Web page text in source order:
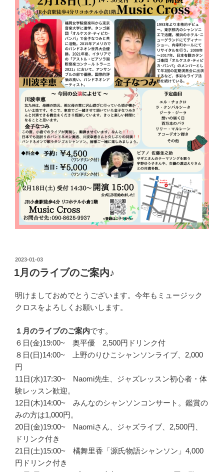
投
稿
日:
2023-01-03
1月のライブのご案内♪
明けましておめでとうございます。今年もミュージック
クロスをよろしくお願いします。
１月のライブのご案内です。
６日(金)19:00~ 奥平優 2,500円ドリンク付
８日(日)14:00~ 上野のりひこシャンソンライブ、2,000
円
11日(水)17:30~ Naomi先生、ジャズレッスン初心者・体
験レッスン歓迎。
12日(木)14:00~ みんなのシャンソンコンサート。鑑賞の
みの方は1,000円。
20日(金)19:00~ Naomiさん、ジャズライブ、2,500円、
ドリンク付き
21日(土)15:00~ 橘舞里香「源氏物語シャンソン」4,000
円ドリンク付き